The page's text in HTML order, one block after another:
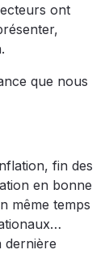
ont
que nous
fin des
en bonne
même temps
dernière